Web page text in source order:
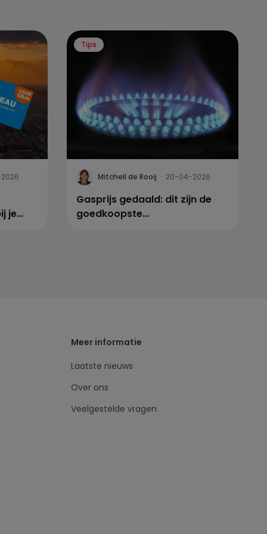
je
Tips
Mitchell de Rooij · 20-04-2026
Gasprijs gedaald: dit zijn de
goedkoopste
Meer informatie
Laatste nieuws
Over ons
Veelgestelde vragen